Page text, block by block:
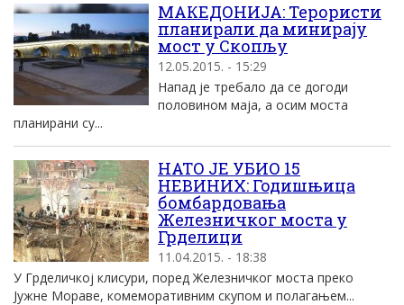
МАКЕДОНИЈА: Терористи
планирали да минирају
мост у Скопљу
12.05.2015. - 15:29
Напад је требало да се догоди
половином маја, а осим моста
планирани су...
НАТО ЈЕ УБИО 15
НЕВИНИХ: Годишњица
бомбардовања
Железничког моста у
Грделици
11.04.2015. - 18:38
У Грделичкој клисури, поред Железничког моста преко
Јужне Мораве, комеморативним скупом и полагањем...